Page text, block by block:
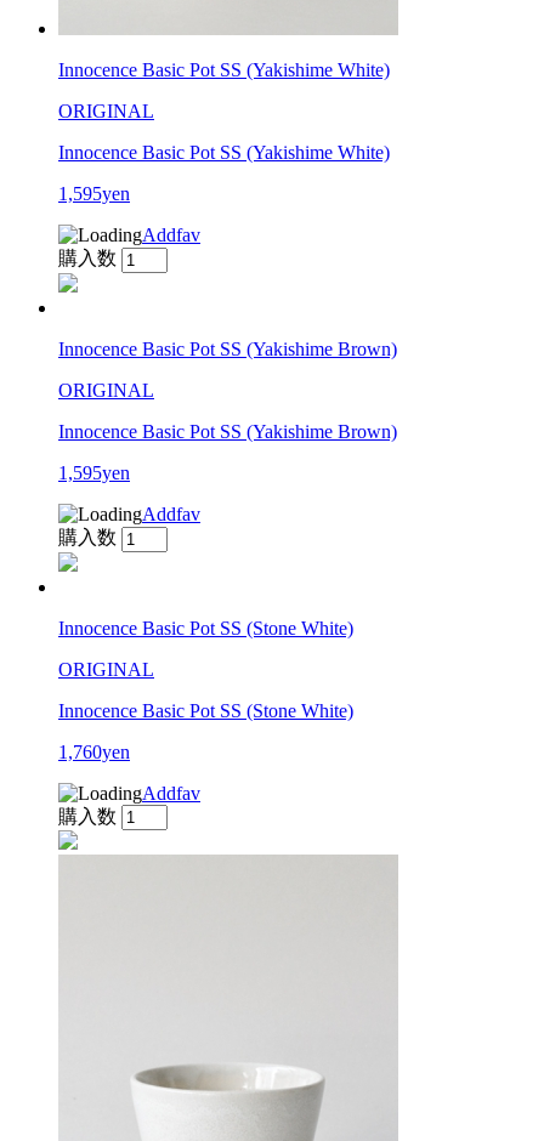
Innocence Basic Pot SS (Yakishime White)
ORIGINAL
Innocence Basic Pot SS (Yakishime White)
1,595yen
Addfav
購入数
Innocence Basic Pot SS (Yakishime Brown)
ORIGINAL
Innocence Basic Pot SS (Yakishime Brown)
1,595yen
Addfav
購入数
Innocence Basic Pot SS (Stone White)
ORIGINAL
Innocence Basic Pot SS (Stone White)
1,760yen
Addfav
購入数